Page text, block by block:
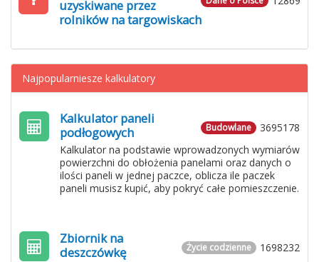
uzyskiwane przez
rolników na targowiskach
Najpopularniesze kalkulatory
3695178
Budowlane
Kalkulator paneli
podłogowych
Kalkulator na podstawie wprowadzonych wymiarów
powierzchni do obłożenia panelami oraz danych o
ilości paneli w jednej paczce, oblicza ile paczek
paneli musisz kupić, aby pokryć całe pomieszczenie.
1698232
Życie codzienne
Zbiornik na
deszczówkę